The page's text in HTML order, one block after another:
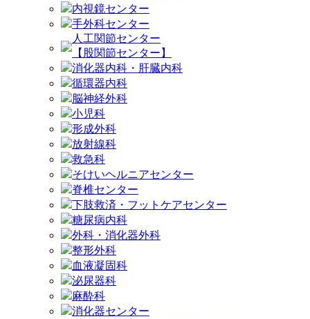
内視鏡センター
手外科センター
人工関節センター
【股関節センター】
消化器内科・肝臓内科
循環器内科
脳神経外科
小児科
形成外科
放射線科
救急科
そけいヘルニアセンター
脊椎センター
下肢救済・フットケアセンター
糖尿病内科
外科・消化器外科
整形外科
血液凝固科
泌尿器科
麻酔科
消化器センター